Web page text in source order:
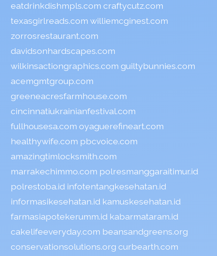
eatdrinkdishmpls.com craftycutz.com
texasgirlreads.com williemcginest.com
zorrosrestaurant.com
davidsonhardscapes.com
wilkinsactiongraphics.com guiltybunnies.com
acemgmtgroup.com
greeneacresfarmhouse.com
cincinnatiukrainianfestival.com
fullhousesa.com oyaguerefineart.com
healthywife.com pbcvoice.com
amazingtimlocksmith.com
marrakechimmo.com polresmanggaraitimur.id
polrestoba.id infotentangkesehatan.id
informasikesehatan.id kamuskesehatan.id
farmasiapotekerumm.id kabarmataram.id
cakelifeeveryday.com beansandgreens.org
conservationsolutions.org curbearth.com